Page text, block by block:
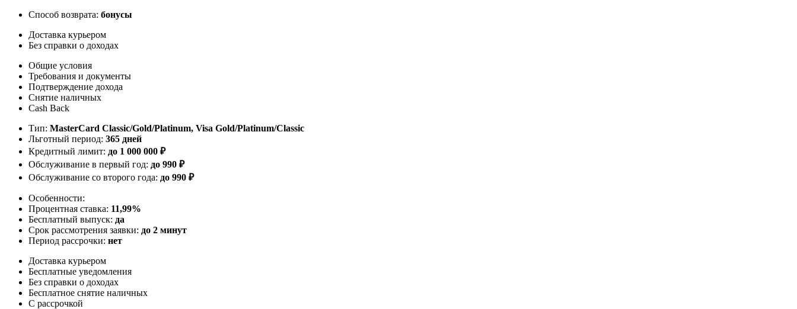
Способ возврата: бонусы
Доставка курьером
Без справки о доходах
Общие условия
Требования и документы
Подтверждение дохода
Снятие наличных
Cash Back
Тип: MasterСard Classic/Gold/Platinum, Visa Gold/Platinum/Classic
Льготный период: 365 дней
Кредитный лимит: до 1 000 000 ₽
Обслуживание в первый год: до 990 ₽
Обслуживание со второго года: до 990 ₽
Особенности:
Процентная ставка: 11,99%
Бесплатный выпуск: да
Срок рассмотрения заявки: до 2 минут
Период рассрочки: нет
Доставка курьером
Бесплатные уведомления
Без справки о доходах
Бесплатное снятие наличных
С рассрочкой